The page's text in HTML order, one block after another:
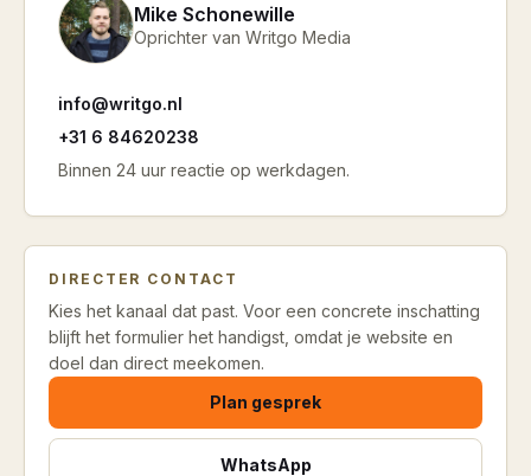
Mike Schonewille
Oprichter van Writgo Media
info@writgo.nl
+31 6 84620238
Binnen 24 uur reactie op werkdagen.
DIRECTER CONTACT
Kies het kanaal dat past. Voor een concrete inschatting
blijft het formulier het handigst, omdat je website en
doel dan direct meekomen.
Plan gesprek
WhatsApp